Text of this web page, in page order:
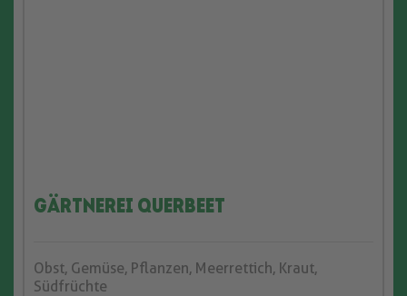
Gärtnerei querbeet
Obst, Gemüse, Pflanzen, Meerrettich, Kraut,
Südfrüchte